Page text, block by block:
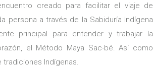
creado para facilitar el viaje de
persona a través de la Sabiduría Indígena
principal para entender y trabajar la
el Método Maya Sac-bé. Así como
Indígenas.